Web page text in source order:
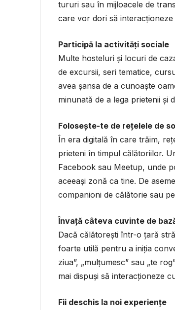
tururi sau în mijloacele de
care vor dori să
Participă la activități sociale
Multe hosteluri și locuri de
de excursii, seri tematice,
avea șansa de a cunoaște
minunată de a lega prietenii și
Folosește-te de rețelele de
În era digitală în care trăim,
prieteni în timpul călătoriilor.
Facebook sau Meetup, unde
aceeași zonă ca tine. De
companioni de călătorie sau
Învață câteva cuvinte de
Dacă călătorești într-o țară
foarte utilă pentru a iniția
ziua”, „mulțumesc” sau „te
mai dispuși să interacționeze
Fii deschis la noi experiențe